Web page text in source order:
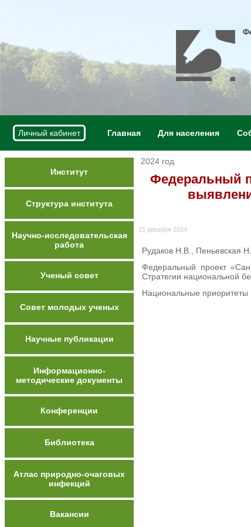
Личный кабинет Главная Для населения
Институт
Структура института
Научно-исследовательская
работа
Ученый совет
Совет молодых ученых
Научные публикации
Информационно-
методические документы
Конференции
Библиотека
Атлас природно-очаговых
инфекций
Вакансии
2024 год
Федеральный
15 декабря 2024
Рудаков Н.В., Пеньевская
Федеральный проект
Стратегии национальной
Национальные